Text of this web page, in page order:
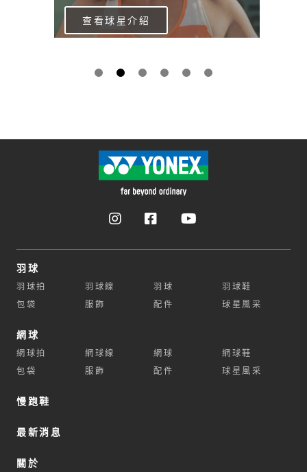
查看球星介紹
羽球
羽球拍 羽球線 羽球
羽球鞋
包袋
服飾 配件 球星風采
網球
網球拍 網球線 網球
網球鞋
包袋
服飾 配件 球星風采
慢跑鞋
最新消息
關於